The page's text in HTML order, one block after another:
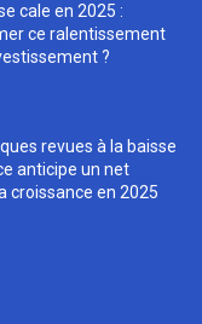
cale en 2025 :
ce ralentissement
?
revues à la baisse
anticipe un net
croissance en 2025